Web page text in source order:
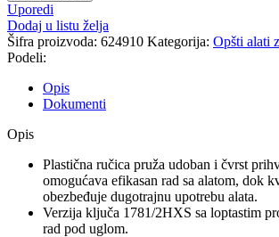
Uporedi
Dodaj u listu želja
Šifra proizvoda: 624910 Kategorija: Opšti alati
Podeli:
Opis
Dokumenti
Opis
Plastična ručica pruža udoban i čvrst
omogućava efikasan rad sa alatom, dok
obezbeđuje dugotrajnu upotrebu alata.
Verzija ključa 1781/2HXS sa loptastim
rad pod uglom.